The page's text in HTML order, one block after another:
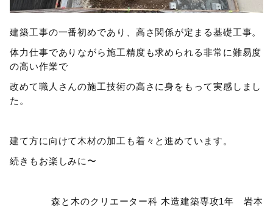
建築工事の一番初めであり、高さ関係が定まる基礎工事。
体力仕事でありながら施工精度も求められる非常に難易度
の高い作業で
改めて職人さんの施工技術の高さに身をもって実感しまし
た。
建て方に向けて木材の加工も着々と進めています。
続きもお楽しみに〜
森と木のクリエーター科 木造建築専攻1年 岩本